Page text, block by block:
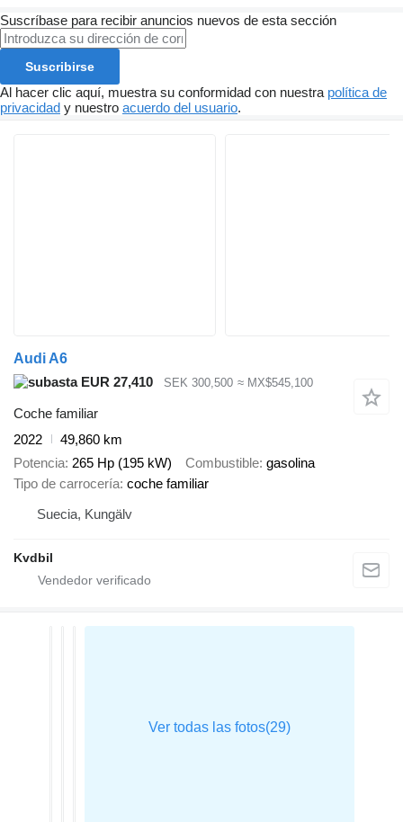
Suscríbase para recibir anuncios nuevos de esta sección
Suscribirse
Al hacer clic aquí, muestra su conformidad con nuestra política de
privacidad y nuestro acuerdo del usuario.
Audi A6
EUR 27,410
SEK 300,500 ≈ MX$545,100
Coche familiar
2022
49,860 km
Potencia 265 Hp (195 kW) Combustible gasolina
Tipo de carrocería coche familiar
Suecia, Kungälv
Kvdbil